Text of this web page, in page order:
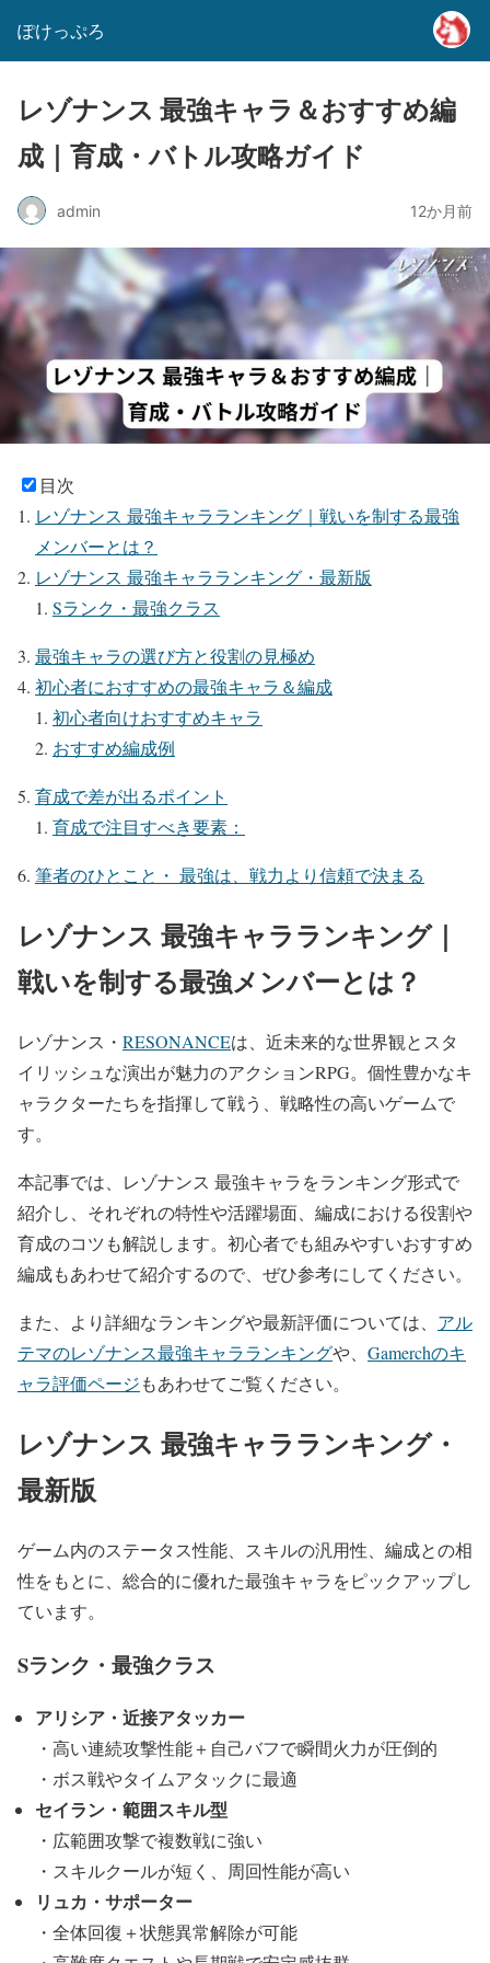
ぽけっぷろ
レゾナンス 最強キャラ＆おすすめ編
成｜育成・バトル攻略ガイド
admin 12か月前
目次
レゾナンス 最強キャラランキング｜戦いを制する最強
メンバーとは？
レゾナンス 最強キャラランキング・最新版
Sランク・最強クラス
最強キャラの選び方と役割の見極め
初心者におすすめの最強キャラ＆編成
初心者向けおすすめキャラ
おすすめ編成例
育成で差が出るポイント
育成で注目すべき要素：
筆者のひとこと・ 最強は、戦力より信頼で決まる
レゾナンス 最強キャラランキング｜
戦いを制する最強メンバーとは？
レゾナンス・ RESONANCEは、近未来的な世界観とスタ
イリッシュな演出が魅力のアクションRPG。個性豊かなキ
ャラクターたちを指揮して戦う、戦略性の高いゲームで
す。
本記事では、レゾナンス 最強キャラをランキング形式で
紹介し、それぞれの特性や活躍場面、編成における役割や
育成のコツも解説します。初心者でも組みやすいおすすめ
編成もあわせて紹介するので、ぜひ参考にしてください。
また、より詳細なランキングや最新評価については、 アル
テマのレゾナンス最強キャラランキングや、 Gamerchのキ
ャラ評価ページもあわせてご覧ください。
レゾナンス 最強キャラランキング・
最新版
ゲーム内のステータス性能、スキルの汎用性、編成との相
性をもとに、総合的に優れた最強キャラをピックアップし
ています。
Sランク・最強クラス
アリシア・近接アタッカー
・高い連続攻撃性能＋自己バフで瞬間火力が圧倒的
・ボス戦やタイムアタックに最適
セイラン・範囲スキル型
・広範囲攻撃で複数戦に強い
・スキルクールが短く、周回性能が高い
リュカ・サポーター
・全体回復＋状態異常解除が可能